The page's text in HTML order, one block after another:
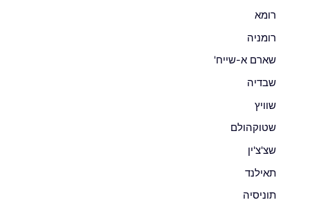
רומא
רומניה
שארם א-שייח'
שבדיה
שוויץ
שטוקהולם
שצ'צ'ין
תאילנד
תוניסיה